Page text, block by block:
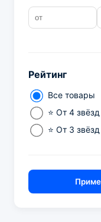
Рейтинг
Все товары
⭐ От 4 звёзд
⭐ От 3 звёзд